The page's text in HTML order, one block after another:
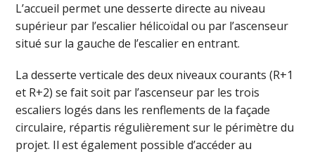
L’accueil permet une desserte directe au niveau
supérieur par l’escalier hélicoïdal ou par l’ascenseur
situé sur la gauche de l’escalier en entrant.
La desserte verticale des deux niveaux courants (R+1
et R+2) se fait soit par l’ascenseur par les trois
escaliers logés dans les renflements de la façade
circulaire, répartis régulièrement sur le périmètre du
projet. Il est également possible d’accéder au